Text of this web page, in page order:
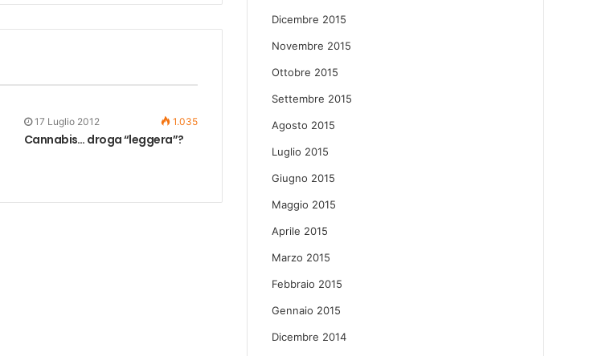
17 Luglio 2012 1.035
Cannabis… droga “leggera”?
Dicembre 2015
Novembre 2015
Ottobre 2015
Settembre 2015
Agosto 2015
Luglio 2015
Giugno 2015
Maggio 2015
Aprile 2015
Marzo 2015
Febbraio 2015
Gennaio 2015
Dicembre 2014